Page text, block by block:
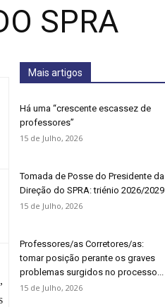
SPRA
Mais artigos
Há uma “crescente escassez de
professores”
15 de Julho, 2026
Tomada de Posse do Presidente da
Direção do SPRA: triénio 2026/2029
15 de Julho, 2026
Professores/as Corretores/as:
tomar posição perante os graves
problemas surgidos no processo...
15 de Julho, 2026